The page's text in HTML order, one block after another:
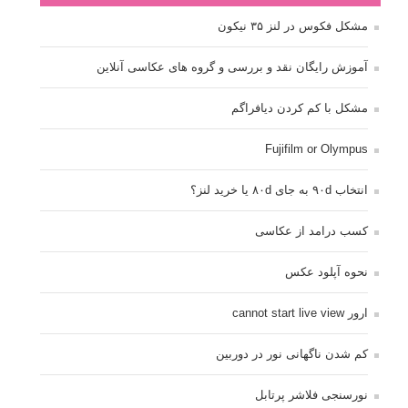
مشکل فکوس در لنز ۳۵ نیکون
آموزش رایگان نقد و بررسی و گروه های عکاسی آنلاین
مشکل با کم کردن دیافراگم
Fujifilm or Olympus
انتخاب ۹۰d به جای ۸۰d یا خرید لنز؟
کسب درامد از عکاسی
نحوه آپلود عکس
ارور cannot start live view
کم شدن ناگهانی نور در دوربین
نورسنجی فلاشر پرتابل